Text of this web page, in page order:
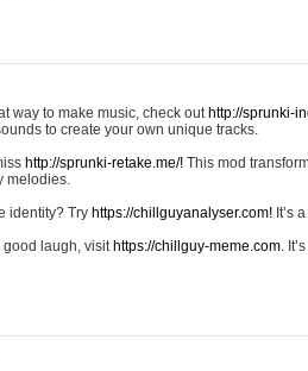
way to make music, check out http://sprunki-
to create your own unique tracks.
http://sprunki-retake.me/! This mod
melodies.
identity? Try https://chillguyanalyser.com! It’s
good laugh, visit https://chillguy-meme.com.